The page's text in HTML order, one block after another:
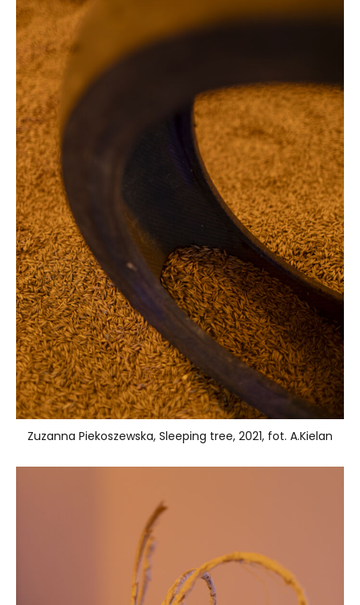
Zuzanna Piekoszewska, Sleeping tree, 2021, fot. A.Kielan